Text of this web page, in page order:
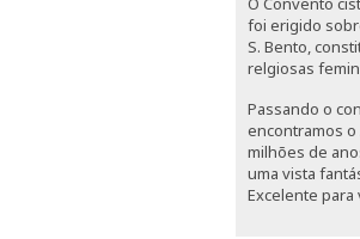
foi erigido
S. Bento,
relgiosas
Passando o
encontramos o
milhões de
uma vista
Excelente